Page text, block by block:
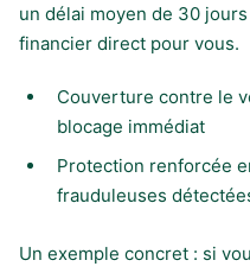
un délai moyen de 30
financier direct pour vous.
Couverture contre le
blocage immédiat
Protection renforcée
frauduleuses
Un exemple concret : si